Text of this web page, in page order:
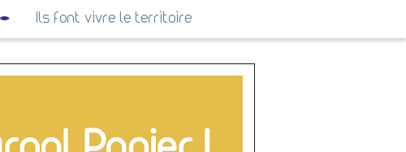
Ils font vivre le territoire